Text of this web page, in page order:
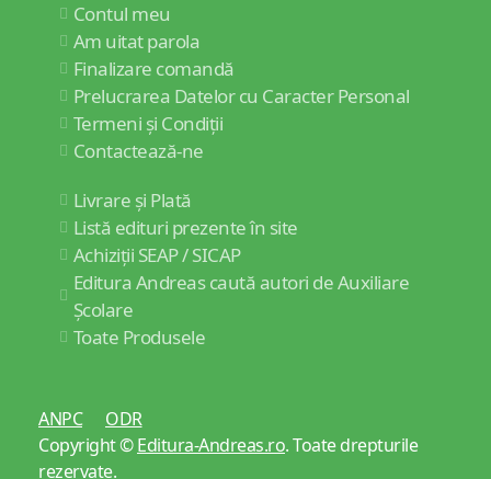
Contul meu
Am uitat parola
Finalizare comandă
Prelucrarea Datelor cu Caracter Personal
Termeni și Condiții
Contactează-ne
Livrare și Plată
Listă edituri prezente în site
Achiziții SEAP / SICAP
Editura Andreas caută autori de Auxiliare
Școlare
Toate Produsele
ANPC
ODR
Copyright ©Editura-Andreas.ro. Toate drepturile
rezervate.